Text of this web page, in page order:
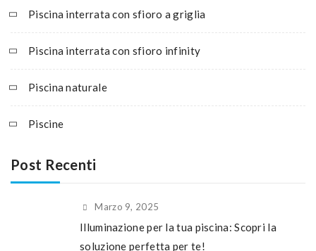
Piscina interrata con sfioro a griglia
Piscina interrata con sfioro infinity
Piscina naturale
Piscine
Post Recenti
Marzo 9, 2025
Illuminazione per la tua piscina: Scopri la
soluzione perfetta per te!